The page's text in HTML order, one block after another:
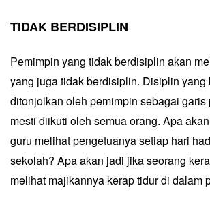
TIDAK BERDISIPLIN
Pemimpin yang tidak berdisiplin akan
yang juga tidak berdisiplin. Disiplin yang
ditonjolkan oleh pemimpin sebagai garis
mesti diikuti oleh semua orang. Apa
guru melihat pengetuanya setiap hari
sekolah? Apa akan jadi jika seorang
melihat majikannya kerap tidur di dalam